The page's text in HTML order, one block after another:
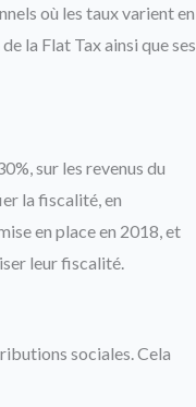
où les taux varient en
la Flat Tax ainsi que ses
sur les revenus du
la fiscalité, en
en place en 2018, et
leur fiscalité.
sociales. Cela